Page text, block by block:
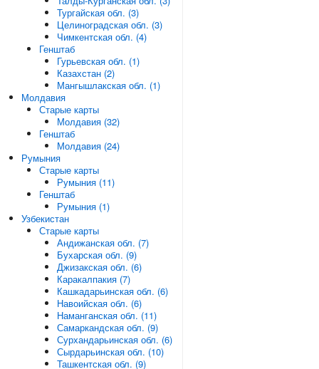
Тургайская обл. (3)
Целиноградская обл. (3)
Чимкентская обл. (4)
Генштаб
Гурьевская обл. (1)
Казахстан (2)
Мангышлакская обл. (1)
Молдавия
Старые карты
Молдавия (32)
Генштаб
Молдавия (24)
Румыния
Старые карты
Румыния (11)
Генштаб
Румыния (1)
Узбекистан
Старые карты
Андижанская обл. (7)
Бухарская обл. (9)
Джизакская обл. (6)
Каракалпакия (7)
Кашкадарьинская обл. (6)
Навоийская обл. (6)
Наманганская обл. (11)
Самаркандская обл. (9)
Сурхандарьинская обл. (6)
Сырдарьинская обл. (10)
Ташкентская обл. (9)